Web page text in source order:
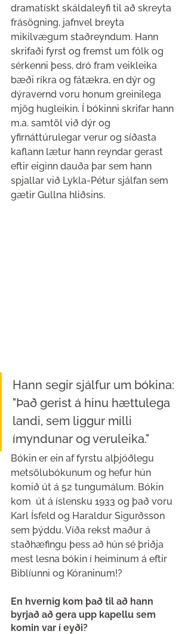
dramatískt skáldaleyfi til að skreyta
frásögning, jafnvel breyta
mikilvægum staðreyndum. Hann
skrifaði fyrst og fremst um fólk og
sérkenni þess, dró fram veikleika
bæði ríkra og fátækra, en dýr og
dýravernd voru honum greinilega
mjög hugleikin. Í bókinni skrifar hann
m.a. samtöl við dýr og
yfirnáttúrulegar verur og síðasta
kaflann lætur hann reyndar gerast
eftir eiginn dauða þar sem hann
spjallar við Lykla-Pétur sjálfan sem
gætir Gullna hliðsins.
Hann segir sjálfur um bókina:
"Það gerist á hinu hættulega
landi, sem liggur milli
ímyndunar og veruleika."
Bókin er ein af fyrstu alþjóðlegu
metsölubókunum og hefur hún
komið út á 52 tungumálum. Bókin
kom  út á íslensku 1933 og það voru
Karl Ísfeld og Haraldur Sigurðsson
sem þýddu. Víða rekst maður á
staðhæfingu þess að hún sé þriðja
mest lesna bókin í heiminum á eftir
Biblíunni og Kóraninum!?
En hvernig kom það til að hann
byrjað að gera upp kapellu sem
komin var í eyði?